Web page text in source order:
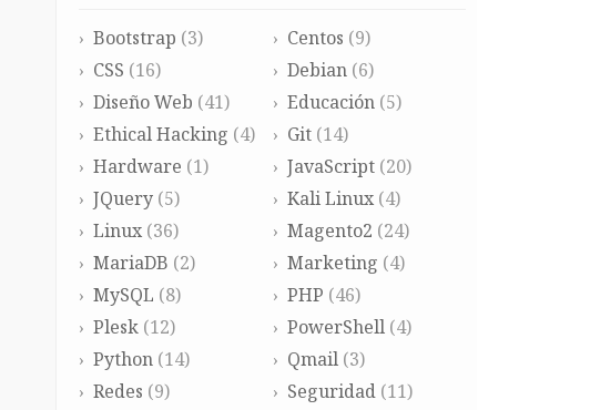
Bootstrap (3) Centos (9)
CSS (16) Debian(6)
Diseño Web (41) Educación(5)
Ethical Hacking (4) Git(14)
Hardware (1) JavaScript(20)
JQuery (5) Kali Linux(4)
Linux (36) Magento2 (24)
MariaDB (2) Marketing (4)
MySQL (8) PHP (46)
Plesk (12) PowerShell(4)
Python (14) Qmail(3)
Redes (9) Seguridad(11)